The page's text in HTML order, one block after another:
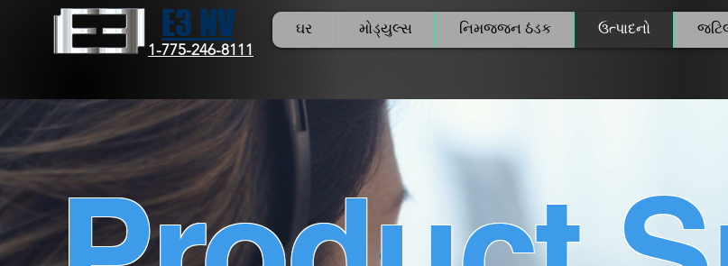
E3 NV
1-775-246-8111
ઘર મોડ્યુલ્સ નિમજ્જન ઠંડક ઉત્પાદનો